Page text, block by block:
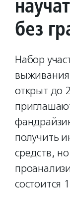
без
Набор
выживания
открыт до
получить
средств,
состоится